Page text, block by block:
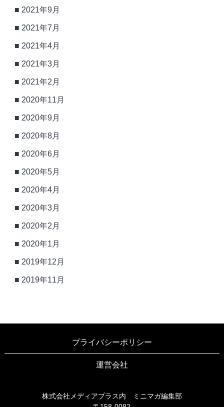
2021年9月
2021年7月
2021年4月
2021年3月
2021年2月
2020年11月
2020年9月
2020年8月
2020年6月
2020年5月
2020年4月
2020年3月
2020年2月
2020年1月
2019年12月
2019年11月
プライバシーポリシー
運営会社
株式会社メディアプラス内 ミニマガ編集部